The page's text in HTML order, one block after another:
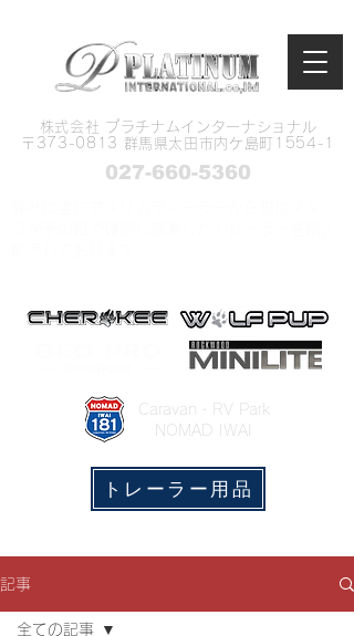
株式会社 プラチナムインターナショナル
​〒373-0813 群馬県太田市内ケ島町1554-1
トレーラー用品
​Caravan・RV Park
NOMAD IWAI
027-660-5360
記事
全ての記事